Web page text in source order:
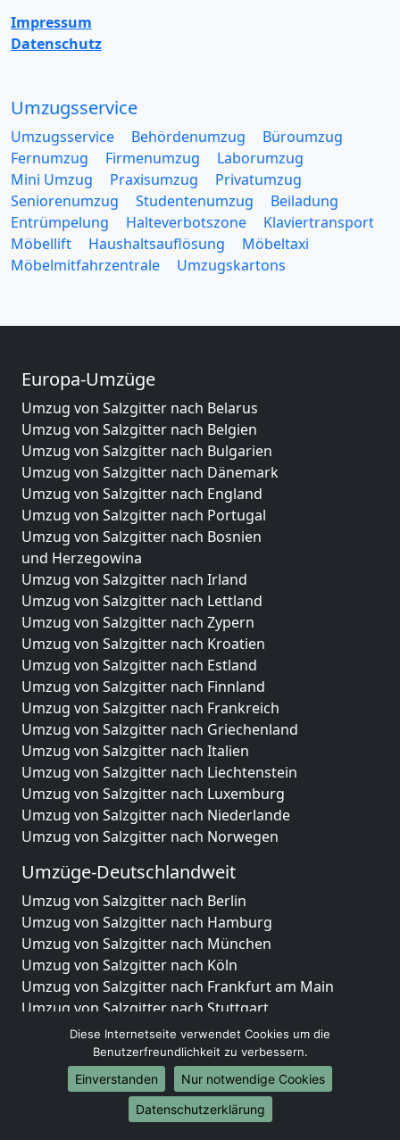
Impressum
Datenschutz
Umzugsservice
Umzugsservice Behördenumzug
Büroumzug
Fernumzug
Firmenumzug
Laborumzug
Mini Umzug
Praxisumzug
Privatumzug
Seniorenumzug
Studentenumzug
Beiladung
Entrümpelung
Halteverbotszone
Klaviertransport
Möbellift
Haushaltsauflösung
Möbeltaxi
Möbelmitfahrzentrale
Umzugskartons
Europa-Umzüge
Umzug von Salzgitter nach Belarus
Umzug von Salzgitter nach Belgien
Umzug von Salzgitter nach Bulgarien
Umzug von Salzgitter nach Dänemark
Umzug von Salzgitter nach England
Umzug von Salzgitter nach Portugal
Umzug von Salzgitter nach Bosnien
und Herzegowina
Umzug von Salzgitter nach Irland
Umzug von Salzgitter nach Lettland
Umzug von Salzgitter nach Zypern
Umzug von Salzgitter nach Kroatien
Umzug von Salzgitter nach Estland
Umzug von Salzgitter nach Finnland
Umzug von Salzgitter nach Frankreich
Umzug von Salzgitter nach Griechenland
Umzug von Salzgitter nach Italien
Umzug von Salzgitter nach Liechtenstein
Umzug von Salzgitter nach Luxemburg
Umzug von Salzgitter nach Niederlande
Umzug von Salzgitter nach Norwegen
Umzüge-Deutschlandweit
Umzug von Salzgitter nach Berlin
Umzug von Salzgitter nach Hamburg
Umzug von Salzgitter nach München
Umzug von Salzgitter nach Köln
Umzug von Salzgitter nach Frankfurt am Main
Umzug von Salzgitter nach Stuttgart
Umzug von Salzgitter nach Düsseldorf
Umzug von Salzgitter nach Leipzig
Umzug von Salzgitter nach Dortmund
Umzug von Salzgitter nach Essen
Umzug von Salzgitter nach Bremen
Diese Internetseite verwendet Cookies um die
Benutzerfreundlichkeit zu verbessern.
Einverstanden
Nur notwendige Cookies
Datenschutzerklärung